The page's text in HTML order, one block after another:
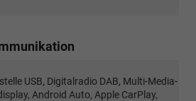
USB, Digitalradio DAB, Multi-Media-
Android Auto, Apple CarPlay,